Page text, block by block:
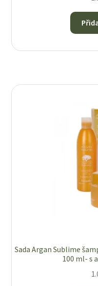
Sada Argan Sublime
100 ml- s